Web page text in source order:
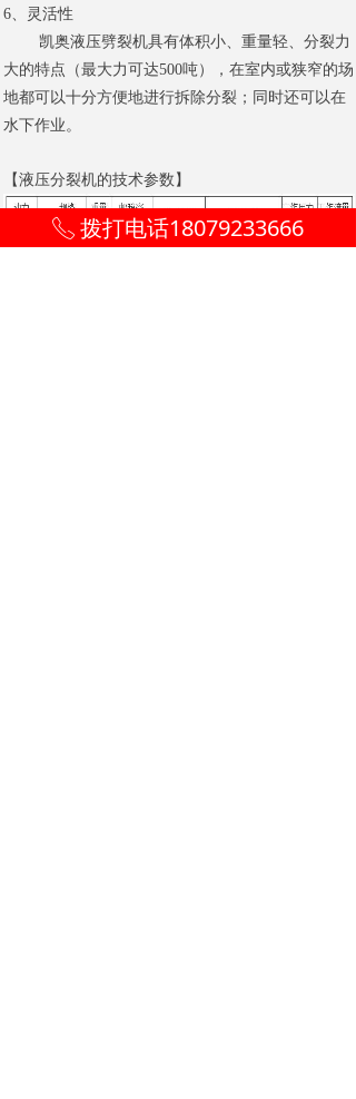
6、灵活性
凯奥液压劈裂机具有体积小、重量轻、分裂力
大的特点（最大力可达500吨），在室内或狭窄的场
地都可以十分方便地进行拆除分裂；同时还可以在
水下作业。
【液压分裂机的技术参数 】
ꂅ 拨打电话18079233666